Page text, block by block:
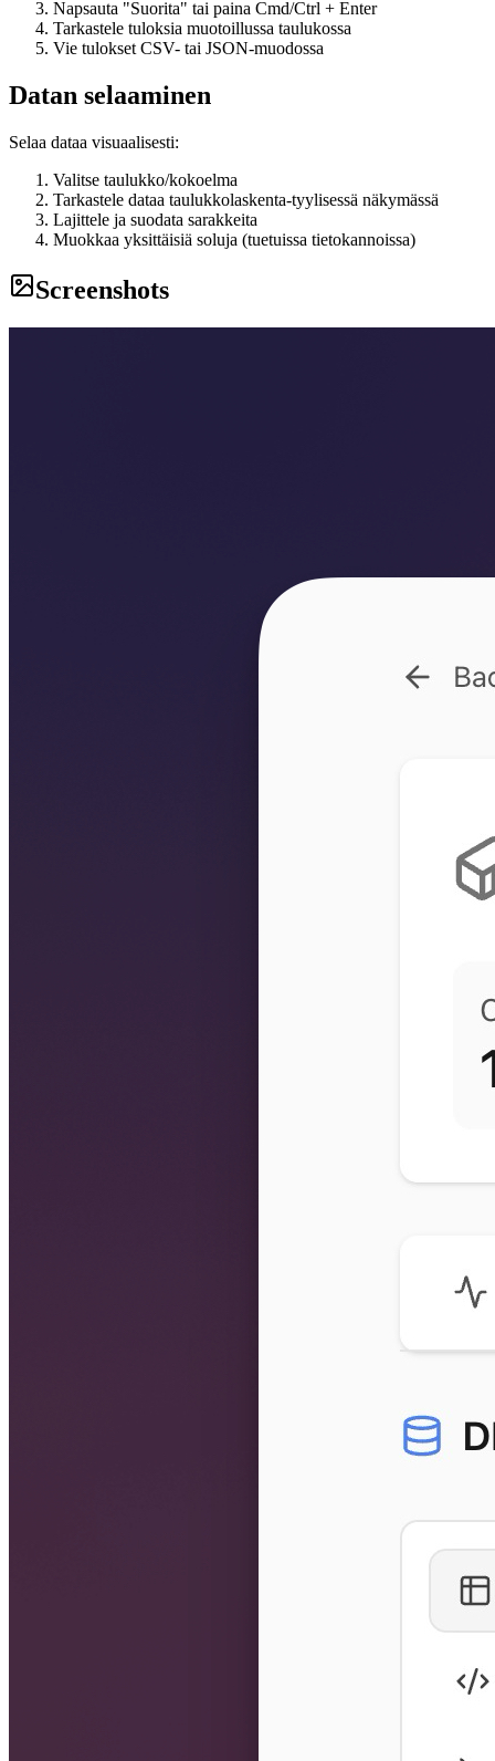
Napsauta "Suorita" tai paina Cmd/Ctrl + Enter
Tarkastele tuloksia muotoillussa taulukossa
Vie tulokset CSV- tai JSON-muodossa
Datan selaaminen
Selaa dataa visuaalisesti:
Valitse taulukko/kokoelma
Tarkastele dataa taulukkolaskenta-tyylisessä näkymässä
Lajittele ja suodata sarakkeita
Muokkaa yksittäisiä soluja (tuetuissa tietokannoissa)
Screenshots